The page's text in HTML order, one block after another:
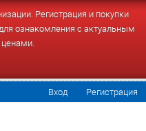
Регистрация и покупки
ознакомления с актуальным
ценами.
Вход Регистрация